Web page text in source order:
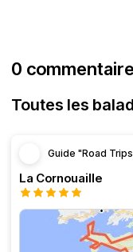
0 commentaire
Toutes les
Guide "Road
La Cornouaille